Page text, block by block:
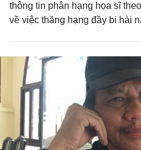
thông tin phân hạng họa sĩ
về việc thăng hạng đầy bi hài